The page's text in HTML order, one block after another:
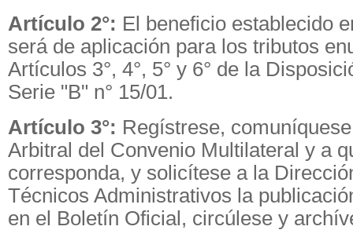
Artículo 2°: El beneficio establecido
será de aplicación para los tributos
Artículos 3°, 4°, 5° y 6° de la
Serie "B" n° 15/01.
Artículo 3°: Regístrese,
Arbitral del Convenio Multilateral y a
corresponda, y solicítese a la
Técnicos Administrativos la
en el Boletín Oficial, circúlese y